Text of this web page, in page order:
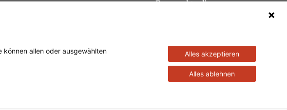
Abo
Essays, aktuelle
Newsletter abonnieren
allen oder ausgewählten
Alles akzeptieren
Alles ablehnen